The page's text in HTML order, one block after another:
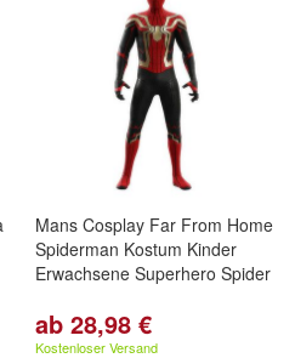
Mans Cosplay Far From Home
Spiderman Kostum Kinder
Erwachsene Superhero Spider
ab 28,98 €
Kostenloser Versand